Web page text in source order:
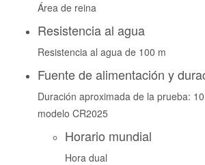
Área de reina
Resistencia al agua
Resistencia al agua de 100 m
Fuente de alimentación y
Duración aproximada de la prueba:
modelo CR2025
Horario mundial
Hora dual